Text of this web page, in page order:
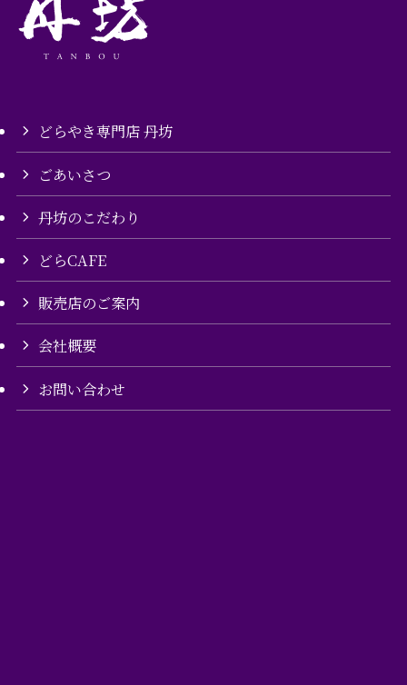
どらやき専門店 丹坊
ごあいさつ
丹坊のこだわり
どらCAFE
販売店のご案内
会社概要
お問い合わせ